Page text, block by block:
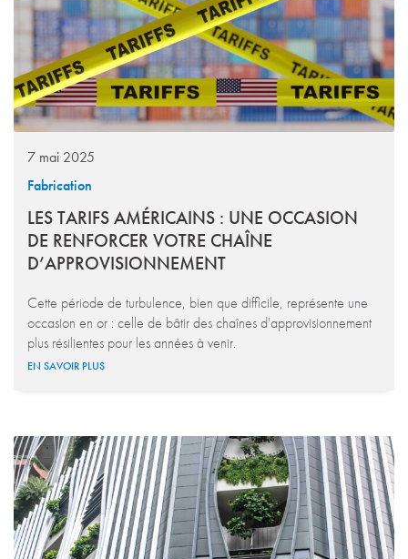
7 mai 2025
Fabrication
LES TARIFS AMÉRICAINS : UNE OCCASION
DE RENFORCER VOTRE CHAÎNE
D’APPROVISIONNEMENT
Cette période de turbulence, bien que difficile, représente une
occasion en or : celle de bâtir des chaînes d'approvisionnement
plus résilientes pour les années à venir.
EN SAVOIR PLUS